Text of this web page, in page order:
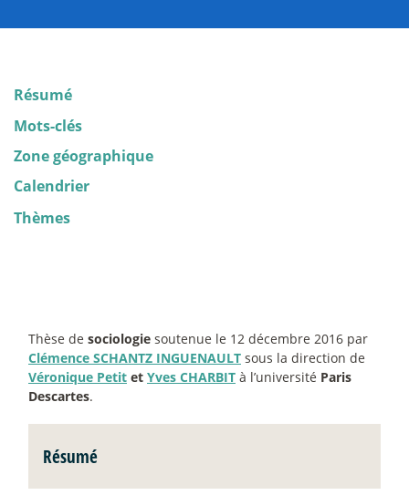
Résumé
Mots-clés
Zone géographique
Calendrier
Thèmes
Thèse de sociologie soutenue le 12 décembre 2016 par
Clémence SCHANTZ INGUENAULT sous la direction de
Véronique Petit et Yves CHARBIT à l’université Paris
Descartes.
Résumé